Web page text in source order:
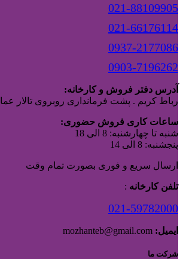
021-88109905
021-66176114
0937-2177086
0903-7196262
آدرس دفتر فروش و کارخانه:
رباط کریم . پشت فرمانداری روبروی تالار
ساعات کاری فروش حضوری:
شنبه تا چهارشنبه: 8 الی 18
پنجشنبه: 8 الی 14
ارسال سریع و فوری بصورت تمام وقت
تلفن کارخانه :
021-59782000
ایمیل:
شرکت ما